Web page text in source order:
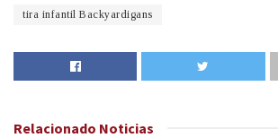
tira infantil Backyardigans
Relacionado Noticias